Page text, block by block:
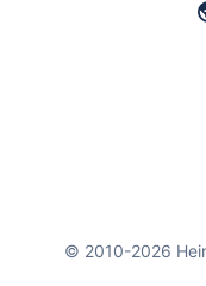
© 2010-2026